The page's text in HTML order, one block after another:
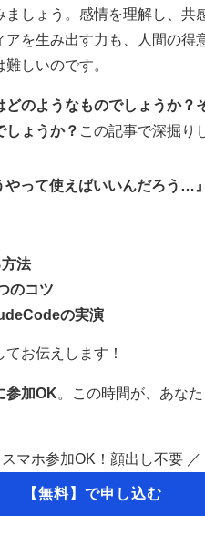
しょう。感情を理解し、共
を生み出す力も、人間の得
しいのです。
のようなものでしょうか？
しょうか？ この記事で深掘り
って使えばいいんだろう…』
法
のコツ
の実演
てお伝えします！
参加OK。この時間が、あな
スマホ参加OK！顔出し不要 ／
【無料】で申し込む